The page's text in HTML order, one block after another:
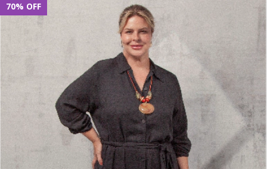
70% OFF